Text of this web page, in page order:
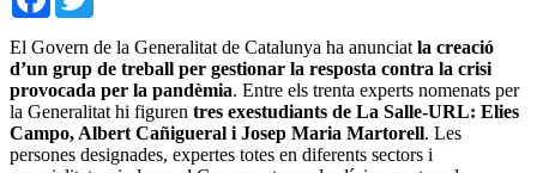
El Govern de la Generalitat de Catalunya ha anunciat la creació
d’un grup de treball per gestionar la resposta contra la crisi
provocada per la pandèmia. Entre els trenta experts nomenats per
la Generalitat hi figuren tres exestudiants de La Salle-URL: Elies
Campo, Albert Cañigueral i Josep Maria Martorell. Les
persones designades, expertes totes en diferents sectors i